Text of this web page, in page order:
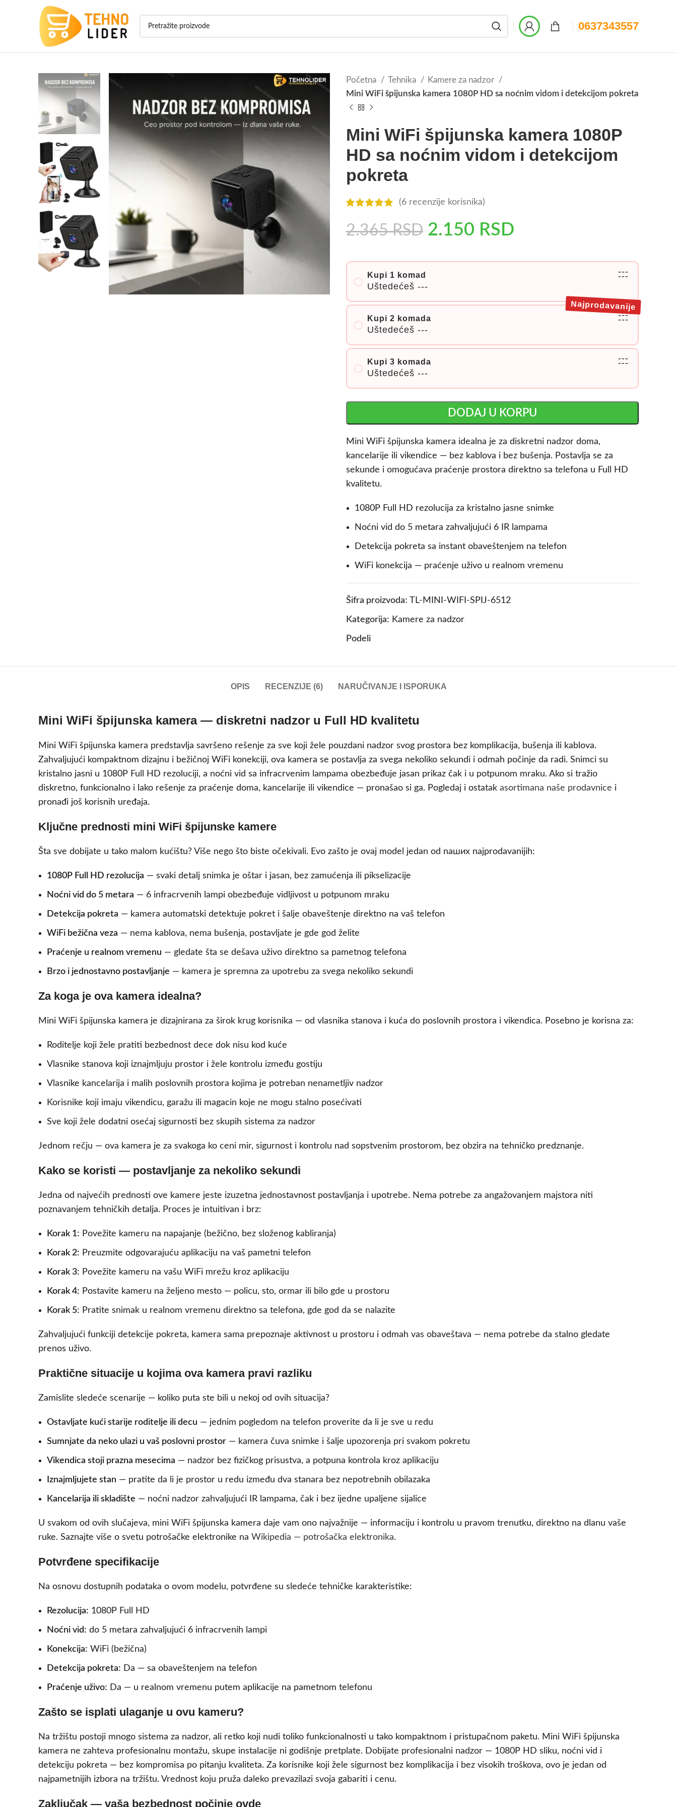
0637343557
Početna Tehnika
Kamere za nadzor
Mini WiFi špijunska kamera 1080P HD sa noćnim vidom i detekcijom pokreta
Mini WiFi špijunska kamera 1080P
HD sa noćnim vidom i detekcijom
pokreta
(6 recenzije korisnika)
2.365RSD 2.150 RSD
Kupi 1 komad
Uštedećeš ---
---
---
Kupi 2 komada
Uštedećeš ---
---
---
Najprodavanije
Kupi 3 komada
Uštedećeš ---
---
---
DODAJ U KORPU
Mini WiFi špijunska kamera idealna je za diskretni nadzor doma,
kancelarije ili vikendice — bez kablova i bez bušenja. Postavlja se za
sekunde i omogućava praćenje prostora direktno sa telefona u Full HD
kvalitetu.
1080P Full HD rezolucija za kristalno jasne snimke
Noćni vid do 5 metara zahvaljujući 6 IR lampama
Detekcija pokreta sa instant obaveštenjem na telefon
WiFi konekcija — praćenje uživo u realnom vremenu
Šifra proizvoda: TL-MINI-WIFI-SPIJ-6512
Kategorija: Kamere za nadzor
Podeli
OPIS RECENZIJE (6) NARUČIVANJE I ISPORUKA
Mini WiFi špijunska kamera — diskretni nadzor u Full HD kvalitetu
Mini WiFi špijunska kamera predstavlja savršeno rešenje za sve koji žele pouzdani nadzor svog prostora bez komplikacija, bušenja ili kablova.
Zahvaljujući kompaktnom dizajnu i bežičnoj WiFi konekciji, ova kamera se postavlja za svega nekoliko sekundi i odmah počinje da radi. Snimci su
kristalno jasni u 1080P Full HD rezoluciji, a noćni vid sa infracrvenim lampama obezbeđuje jasan prikaz čak i u potpunom mraku. Ako si tražio
diskretno, funkcionalno i lako rešenje za praćenje doma, kancelarije ili vikendice — pronašao si ga. Pogledaj i ostatak asortimana naše prodavnice i
pronađi još korisnih uređaja.
Ključne prednosti mini WiFi špijunske kamere
Šta sve dobijate u tako malom kućištu? Više nego što biste očekivali. Evo zašto je ovaj model jedan od naших najprodavanijih:
1080P Full HD rezolucija — svaki detalj snimka je oštar i jasan, bez zamućenja ili pikselizacije
Noćni vid do 5 metara — 6 infracrvenih lampi obezbeđuje vidljivost u potpunom mraku
Detekcija pokreta — kamera automatski detektuje pokret i šalje obaveštenje direktno na vaš telefon
WiFi bežična veza — nema kablova, nema bušenja, postavljate je gde god želite
Praćenje u realnom vremenu — gledate šta se dešava uživo direktno sa pametnog telefona
Brzo i jednostavno postavljanje — kamera je spremna za upotrebu za svega nekoliko sekundi
Za koga je ova kamera idealna?
Mini WiFi špijunska kamera je dizajnirana za širok krug korisnika — od vlasnika stanova i kuća do poslovnih prostora i vikendica. Posebno je korisna za:
Roditelje koji žele pratiti bezbednost dece dok nisu kod kuće
Vlasnike stanova koji iznajmljuju prostor i žele kontrolu između gostiju
Vlasnike kancelarija i malih poslovnih prostora kojima je potreban nenametljiv nadzor
Korisnike koji imaju vikendicu, garažu ili magacin koje ne mogu stalno posećivati
Sve koji žele dodatni osećaj sigurnosti bez skupih sistema za nadzor
Jednom rečju — ova kamera je za svakoga ko ceni mir, sigurnost i kontrolu nad sopstvenim prostorom, bez obzira na tehničko predznanje.
Kako se koristi — postavljanje za nekoliko sekundi
Jedna od najvećih prednosti ove kamere jeste izuzetna jednostavnost postavljanja i upotrebe. Nema potrebe za angažovanjem majstora niti
poznavanjem tehničkih detalja. Proces je intuitivan i brz:
Korak 1: Povežite kameru na napajanje (bežično, bez složenog kabliranja)
Korak 2: Preuzmite odgovarajuću aplikaciju na vaš pametni telefon
Korak 3: Povežite kameru na vašu WiFi mrežu kroz aplikaciju
Korak 4: Postavite kameru na željeno mesto — policu, sto, ormar ili bilo gde u prostoru
Korak 5: Pratite snimak u realnom vremenu direktno sa telefona, gde god da se nalazite
Zahvaljujući funkciji detekcije pokreta, kamera sama prepoznaje aktivnost u prostoru i odmah vas obaveštava — nema potrebe da stalno gledate
prenos uživo.
Praktične situacije u kojima ova kamera pravi razliku
Zamislite sledeće scenarije — koliko puta ste bili u nekoj od ovih situacija?
Ostavljate kući starije roditelje ili decu — jednim pogledom na telefon proverite da li je sve u redu
Sumnjate da neko ulazi u vaš poslovni prostor — kamera čuva snimke i šalje upozorenja pri svakom pokretu
Vikendica stoji prazna mesecima — nadzor bez fizičkog prisustva, a potpuna kontrola kroz aplikaciju
Iznajmljujete stan — pratite da li je prostor u redu između dva stanara bez nepotrebnih obilazaka
Kancelarija ili skladište — noćni nadzor zahvaljujući IR lampama, čak i bez ijedne upaljene sijalice
U svakom od ovih slučajeva, mini WiFi špijunska kamera daje vam ono najvažnije — informaciju i kontrolu u pravom trenutku, direktno na dlanu vaše
ruke. Saznajte više o svetu potrošačke elektronike na Wikipedia — potrošačka elektronika.
Potvrđene specifikacije
Na osnovu dostupnih podataka o ovom modelu, potvrđene su sledeće tehničke karakteristike:
Rezolucija: 1080P Full HD
Noćni vid: do 5 metara zahvaljujući 6 infracrvenih lampi
Konekcija: WiFi (bežična)
Detekcija pokreta: Da — sa obaveštenjem na telefon
Praćenje uživo: Da — u realnom vremenu putem aplikacije na pametnom telefonu
Zašto se isplati ulaganje u ovu kameru?
Na tržištu postoji mnogo sistema za nadzor, ali retko koji nudi toliko funkcionalnosti u tako kompaktnom i pristupačnom paketu. Mini WiFi špijunska
kamera ne zahteva profesionalnu montažu, skupe instalacije ni godišnje pretplate. Dobijate profesionalni nadzor — 1080P HD sliku, noćni vid i
detekciju pokreta — bez kompromisa po pitanju kvaliteta. Za korisnike koji žele sigurnost bez komplikacija i bez visokih troškova, ovo je jedan od
najpametnijih izbora na tržištu. Vrednost koju pruža daleko prevazilazi svoja gabariti i cenu.
Zaključak — vaša bezbednost počinje ovde